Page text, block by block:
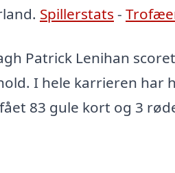
Spillerstats -
Patrick Lenihan
I hele karrieren har
83 gule kort og 3